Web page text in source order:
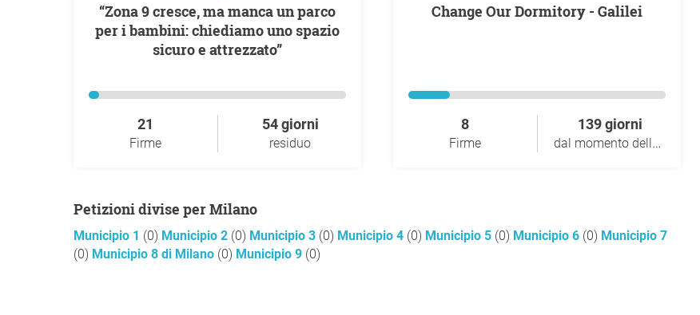
“Zona 9 cresce, ma manca un parco
per i bambini: chiediamo uno spazio
sicuro e attrezzato”
21
Firme
54 giorni
residuo
Change Our Dormitory - Galilei
8
Firme
139 giorni
dal momento della raccolta
Petizioni divise per Milano
Municipio 1 (0) Municipio 2 (0) Municipio 3 (0) Municipio 4 (0) Municipio 5 (0) Municipio 6 (0) Municipio 7
(0) Municipio 8 di Milano (0) Municipio 9 (0)